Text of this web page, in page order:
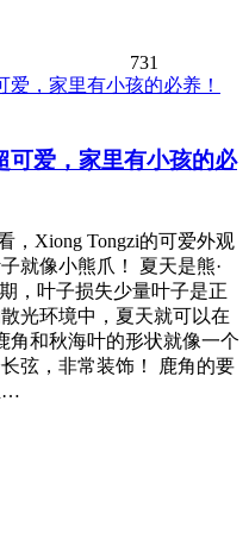
731
可爱，家里有小孩的必
，Xiong Tongzi的可爱外观
就像小熊爪！ 夏天是熊·
，叶子损失少量叶子是正
光环境中，夏天就可以在
角和秋海叶的形状就像一个
弦，非常装饰！ 鹿角的要
…